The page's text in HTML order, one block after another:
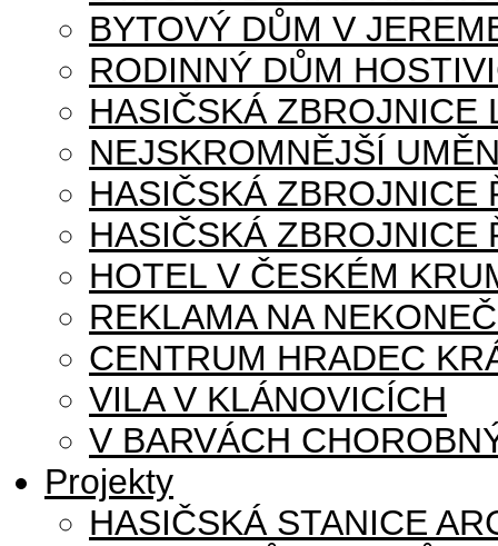
BYTOVÝ DŮM V
RODINNÝ DŮM
HASIČSKÁ ZBROJNICE
NEJSKROMNĚJŠÍ
HASIČSKÁ ZBROJNICE
HASIČSKÁ ZBROJNICE
HOTEL V ČESKÉM
REKLAMA NA
CENTRUM HRADEC
VILA V KLÁNOVICÍCH
V BARVÁCH
Projekty
HASIČSKÁ STANICE